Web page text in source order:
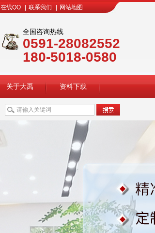
在线QQ 联系我们 网站地图
全国咨询热线
0591-28082552
180-5018-0580
关于大禹 资料下载